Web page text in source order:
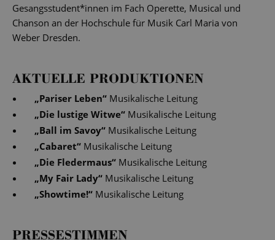
Gesangsstudent*innen im Fach Operette, Musical und
Chanson an der Hochschule für Musik Carl Maria von
Weber Dresden.
AKTUELLE PRODUKTIONEN
„Pariser Leben“ Musikalische Leitung
„Die lustige Witwe“ Musikalische Leitung
„Ball im Savoy“ Musikalische Leitung
„Cabaret“ Musikalische Leitung
„Die Fledermaus“ Musikalische Leitung
„My Fair Lady“ Musikalische Leitung
„Showtime!“ Musikalische Leitung
PRESSESTIMMEN